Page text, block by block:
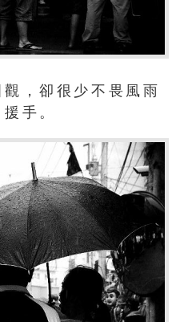
，卻很少不畏風雨
手。